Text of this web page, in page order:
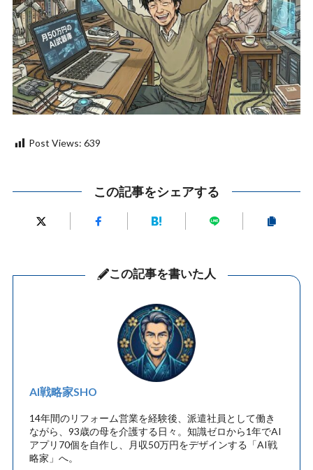
Post Views: 639
この記事をシェアする
この記事を書いた人
AI戦略家SHO
14年間のリフォーム営業を経験後、派遣社員として働き
ながら、93歳の母を介護する日々。知識ゼロから1年でAI
アプリ70個を自作し、月収50万円をデザインする「AI戦
略家」へ。